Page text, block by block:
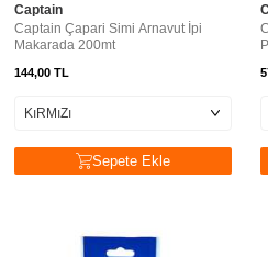
Captain
Captain Çapari Simi Arnavut İpi
Makarada 200mt
144,00 TL
Sepete Ekle